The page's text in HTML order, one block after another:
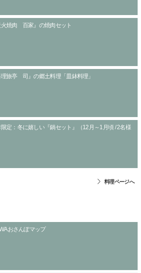
火焼肉 百家』の焼肉セット
理旅亭 司』の郷土料理「皿鉢料理」
定：冬に嬉しい『鍋セット』（12月～1月頃 / 2名様
料理ページへ
おさんぽマップ